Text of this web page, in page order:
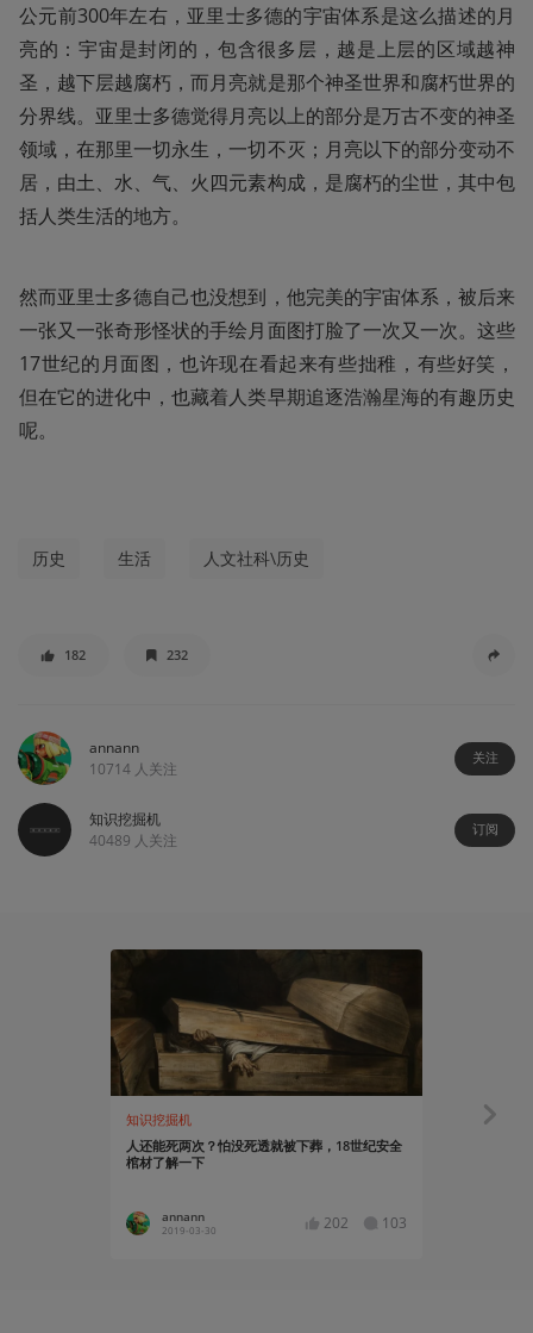
公元前300年左右，亚里士多德的宇宙体系是这么描述的月
亮的：宇宙是封闭的，包含很多层，越是上层的区域越神
圣，越下层越腐朽，而月亮就是那个神圣世界和腐朽世界的
分界线。亚里士多德觉得月亮以上的部分是万古不变的神圣
领域，在那里一切永生，一切不灭；月亮以下的部分变动不
居，由土、水、气、火四元素构成，是腐朽的尘世，其中包
括人类生活的地方。
然而亚里士多德自己也没想到，他完美的宇宙体系，被后来
一张又一张奇形怪状的手绘月面图打脸了一次又一次。这些
17世纪的月面图，也许现在看起来有些拙稚，有些好笑，
但在它的进化中，也藏着人类早期追逐浩瀚星海的有趣历史
呢。
历史 生活 人文社科\历史
182 232
annann
10714 人关注
关注
知识挖掘机
40489 人关注
订阅
知识挖掘机
人还能死两次？怕没死透就被下葬，18世纪安全
棺材了解一下
annann
2019-03-30 202 103
知识挖掘机